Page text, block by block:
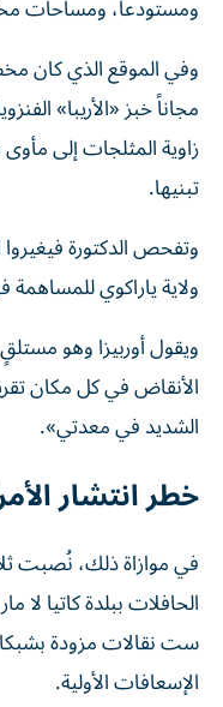
ومستودعاً، ومساحات
وفي الموقع الذي كان
مجاناً خبز «الأريبا»
زاوية المثلجات إلى
تبنيها.
وتفحص الدكتورة فيغيروا
ولاية ياراكوي للمساهمة
ويقول أوربيزا وهو
الأنقاض في كل مكان
الشديد في معدتي».
خطر انتشار
في موازاة ذلك، نُصبت
الحافلات ببلدة كاتيا
ست نقالات مزودة
الإسعافات الأولية.